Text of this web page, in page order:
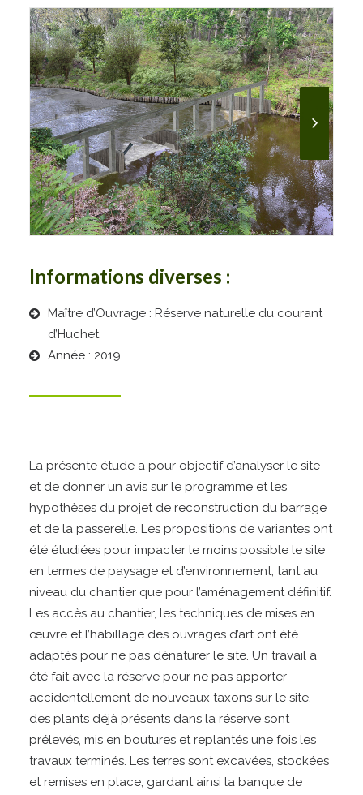
Informations diverses :
Maître d’Ouvrage : Réserve naturelle du courant
d’Huchet.
Année : 2019.
La présente étude a pour objectif d’analyser le site
et de donner un avis sur le programme et les
hypothèses du projet de reconstruction du barrage
et de la passerelle. Les propositions de variantes ont
été étudiées pour impacter le moins possible le site
en termes de paysage et d’environnement, tant au
niveau du chantier que pour l’aménagement définitif.
Les accès au chantier, les techniques de mises en
œuvre et l’habillage des ouvrages d’art ont été
adaptés pour ne pas dénaturer le site. Un travail a
été fait avec la réserve pour ne pas apporter
accidentellement de nouveaux taxons sur le site,
des plants déjà présents dans la réserve sont
prélevés, mis en boutures et replantés une fois les
travaux terminés. Les terres sont excavées, stockées
et remises en place, gardant ainsi la banque de